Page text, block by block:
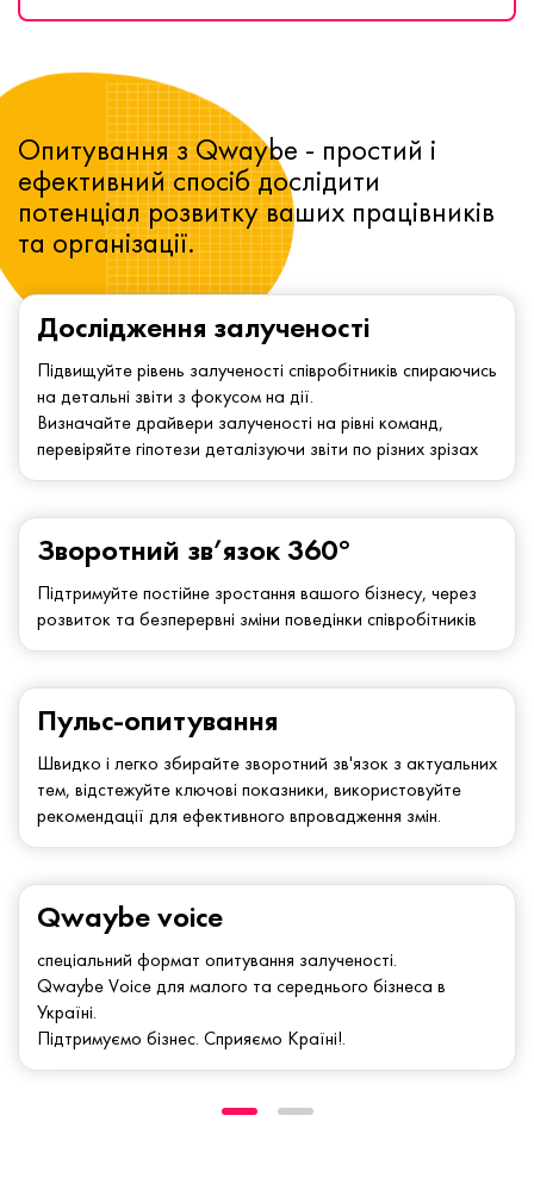
Дослідження залученості
Підвищуйте рівень залученості співробітників спираючись
на детальні звіти з фокусом на дії.
Визначайте драйвери залученості на рівні команд,
перевіряйте гіпотези деталізуючи звіти по різних зрізах
Зворотний зв’язок 360°
Підтримуйте постійне зростання вашого бізнесу, через
розвиток та безперервні зміни поведінки співробітників
Опитування з Qwaybe - простий і
ефективний спосіб дослідити
потенціал розвитку ваших працівників
та організації.
Qwaybe voice
спеціальний формат опитування залученості.
Qwaybe Voice для малого та середнього бізнеса в
Україні.
Підтримуємо бізнес. Сприяємо Країні!.
Пульс-опитування
Швидко і легко збирайте зворотний зв'язок з актуальних
тем, відстежуйте ключові показники, використовуйте
рекомендації для ефективного впровадження змін.